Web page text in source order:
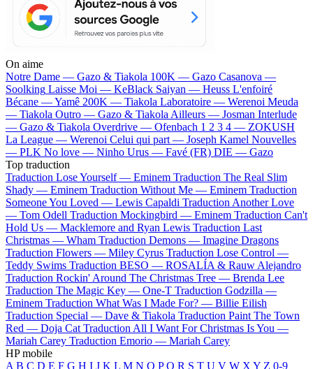
On aime
Notre Dame — Gazo & Tiakola 100K — Gazo Casanova —
Soolking Laisse Moi — KeBlack Saiyan — Heuss L'enfoiré
Bécane —Yamê 200K — Tiakola Laboratoire — Werenoi Meuda
— Tiakola Outro — Gazo & Tiakola Ailleurs — Josman Interlude
— Gazo & Tiakola Overdrive — Ofenbach 1 2 3 4 — ZOKUSH
La League — Werenoi Celui qui part — Joseph Kamel Nouvelles
— PLK No love — Ninho Urus — Favé (FR) DIE — Gazo
Top traduction
Traduction Lose Yourself — Eminem Traduction The Real Slim
Shady — Eminem Traduction Without Me — Eminem Traduction
Someone You Loved — Lewis Capaldi Traduction Another Love
— Tom Odell Traduction Mockingbird — Eminem Traduction Can't
Hold Us — Macklemore and Ryan Lewis Traduction Last
Christmas — Wham Traduction Demons — Imagine Dragons
Traduction Flowers — Miley Cyrus Traduction Lose Control —
Teddy Swims Traduction BESO — ROSALÍA & Rauw Alejandro
Traduction Rockin' Around The Christmas Tree — Brenda Lee
Traduction The Magic Key — One-T Traduction Godzilla —
Eminem Traduction What Was I Made For? — Billie Eilish
Traduction Special — Dave & Tiakola Traduction Paint The Town
Red — Doja Cat Traduction All I Want For Christmas Is You —
Mariah Carey Traduction Emorio — Mariah Carey
HP mobile
A B C D E F G H I J K L M N O P Q R S T U V W X Y Z 0-9